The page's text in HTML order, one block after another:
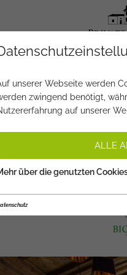
& Wellness
unserer Webseite werden
zwingend benötigt,
auf unserer
ALLE
über die genutzten